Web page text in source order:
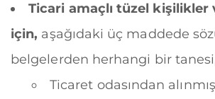
Ticari amaçlı tüzel kişilikler
için, aşağıdaki üç maddede
belgelerden herhangi bir
Ticaret odasından